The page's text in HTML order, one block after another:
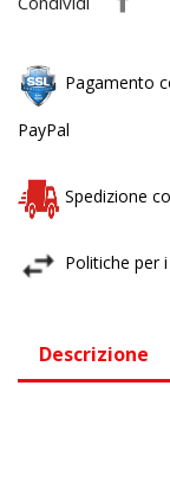
Pagamento
PayPal
Spedizione
Politiche per
Descrizione